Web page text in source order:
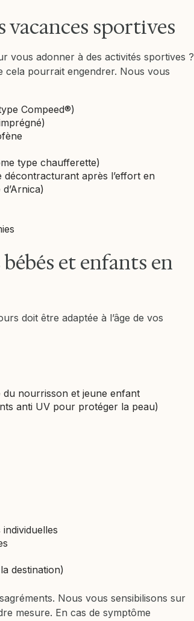
vacances sportives
vous adonner à des activités sportives ?
cela pourrait engendrer. Nous vous
Compeed®)
type chaufferette)
après l’effort en
et enfants en
doit être adaptée à l’âge de vos
nourrisson et jeune enfant
anti UV pour protéger la peau)
destination)
Nous vous sensibilisons sur
mesure. En cas de symptôme